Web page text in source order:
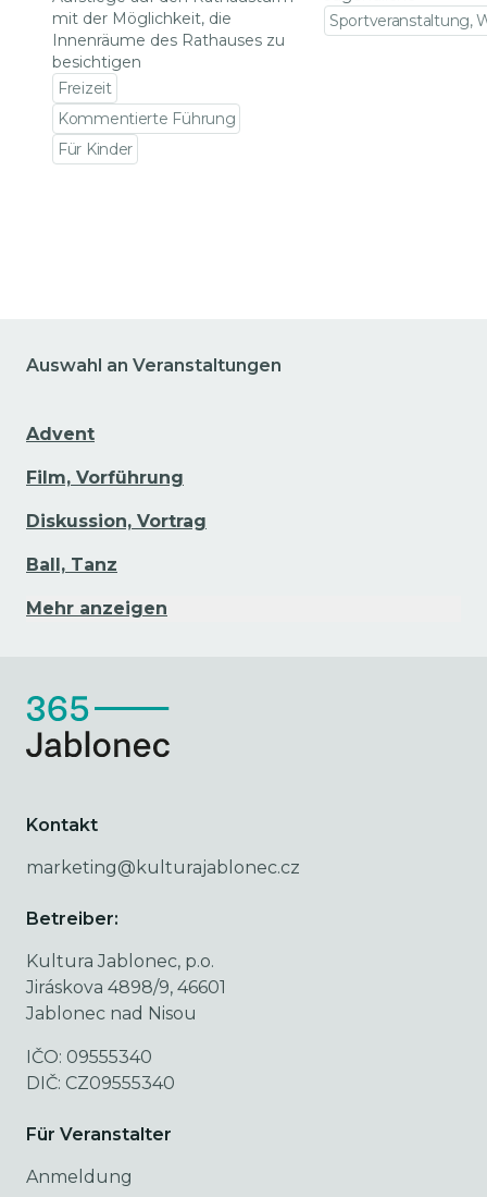
mit der Möglichkeit, die
Innenräume des Rathauses zu
besichtigen
Freizeit
Kommentierte Führung
Für Kinder
Sportveranstaltung,
Auswahl an Veranstaltungen
Advent
Film, Vorführung
Diskussion, Vortrag
Ball, Tanz
Mehr anzeigen
Kontakt
marketing@kulturajablonec.cz
Betreiber:
Kultura Jablonec, p.o.
Jiráskova 4898/9, 46601
Jablonec nad Nisou
IČO: 09555340
DIČ: CZ09555340
Für Veranstalter
Anmeldung